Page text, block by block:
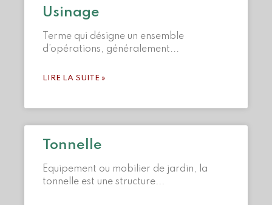
Usinage
Terme qui désigne un ensemble
d’opérations, généralement
LIRE LA SUITE »
Tonnelle
Equipement ou mobilier de jardin, la
tonnelle est une structure